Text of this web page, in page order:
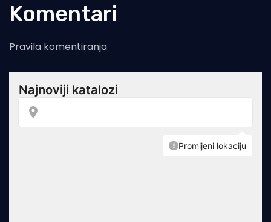
Komentari
Pravila komentiranja